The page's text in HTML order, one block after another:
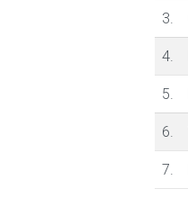
3.
4.
5.
6.
7.